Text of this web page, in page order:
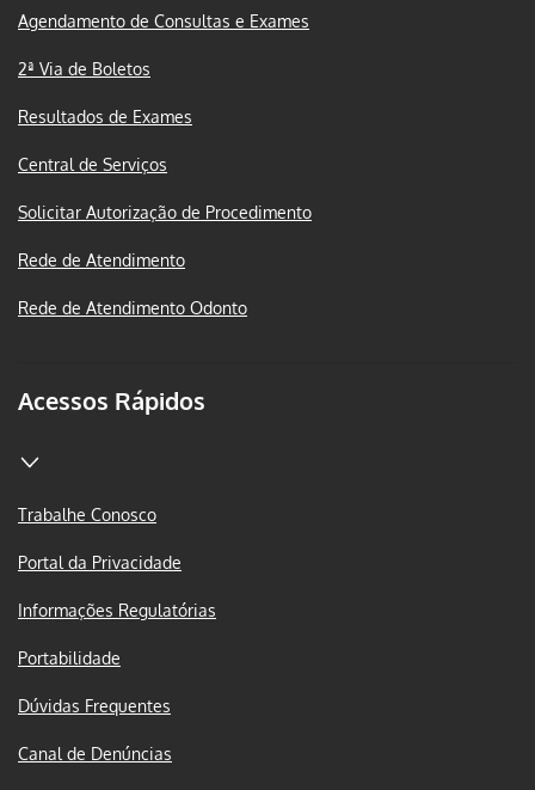
Agendamento de Consultas e Exames
2ª Via de Boletos
Resultados de Exames
Central de Serviços
Solicitar Autorização de Procedimento
Rede de Atendimento
Rede de Atendimento Odonto
Acessos Rápidos
Trabalhe Conosco
Portal da Privacidade
Informações Regulatórias
Portabilidade
Dúvidas Frequentes
Canal de Denúncias